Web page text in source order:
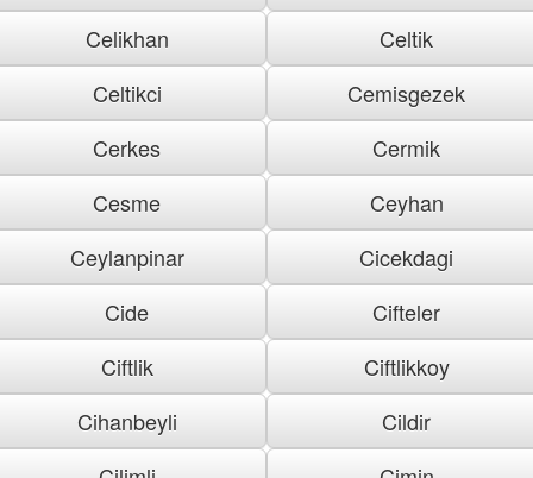
Celikhan
Celtik
Celtikci
Cemisgezek
Cerkes
Cermik
Cesme
Ceyhan
Ceylanpinar
Cicekdagi
Cide
Cifteler
Ciftlik
Ciftlikkoy
Cihanbeyli
Cildir